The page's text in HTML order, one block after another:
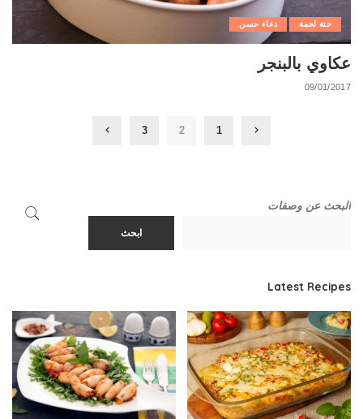
حتة لحمة دعاء حسن
عكاوي بالبنجر
09/01/2017
1
2
3
البحث عن وصفات
ابحث
Latest Recipes